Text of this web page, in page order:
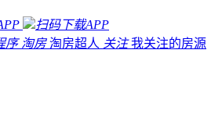
扫码下载APP
序 淘房 淘房超人 关注 我关注的房源